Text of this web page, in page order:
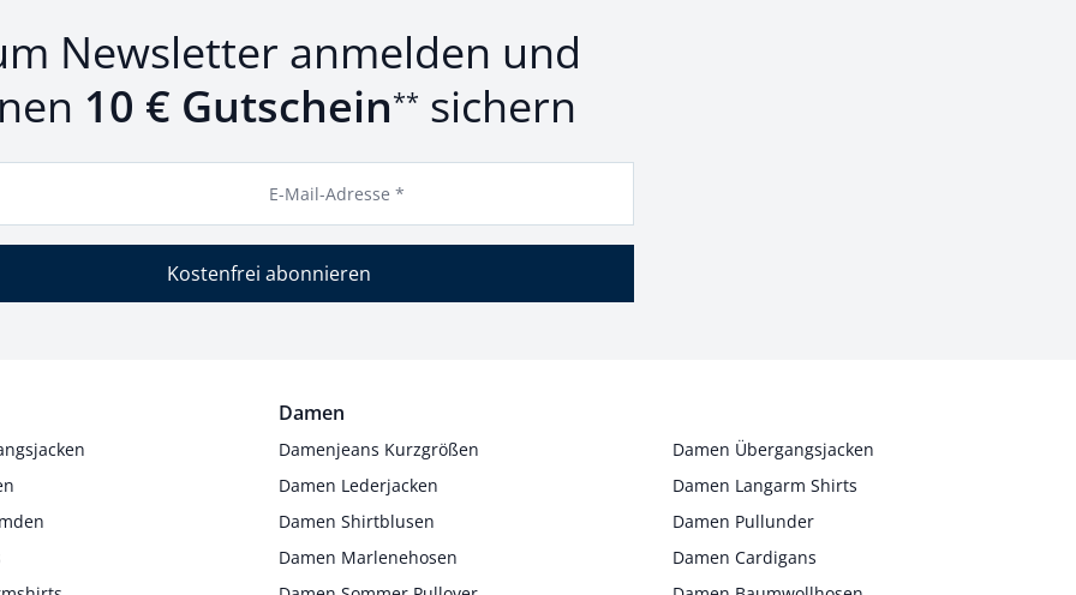
Newsletter anmelden und
10 € Gutschein** sichern
E-Mail-Adresse *
Kostenfrei abonnieren
Damen
Damenjeans Kurzgrößen
Damen Übergangsjacken
Damen Lederjacken
Damen Langarm Shirts
Damen Shirtblusen
Damen Pullunder
Damen Marlenehosen
Damen Cardigans